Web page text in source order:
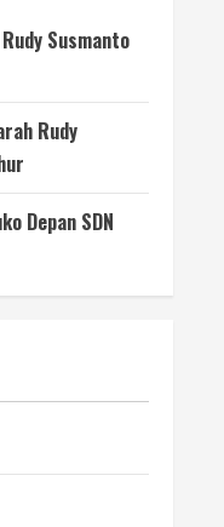
Susmanto
Rudy
Depan SDN